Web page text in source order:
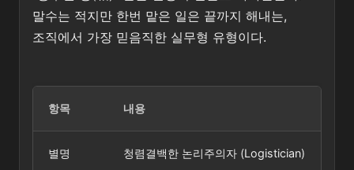
말수는 적지만 한번 맡은 일은 끝까지 해내는,
조직에서 가장 믿음직한 실무형 유형이다.
항목 내용
별명 청렴결백한 논리주의자 (Logistician)